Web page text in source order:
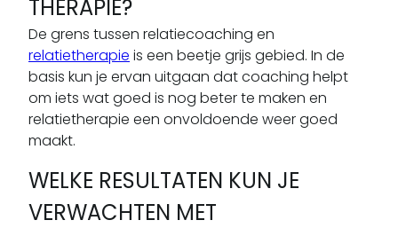
THERAPIE?
De grens tussen relatiecoaching en
relatietherapie is een beetje grijs gebied. In de
basis kun je ervan uitgaan dat coaching helpt
om iets wat goed is nog beter te maken en
relatietherapie een onvoldoende weer goed
maakt.
WELKE RESULTATEN KUN JE
VERWACHTEN MET